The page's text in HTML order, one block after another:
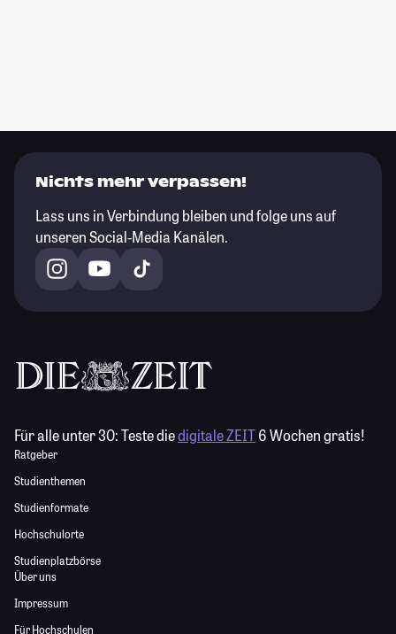
Nichts mehr verpassen!
Lass uns in Verbindung bleiben und folge uns auf
unseren Social-Media Kanälen.
Für alle unter 30:Teste diedigitale ZEIT6 Wochen gratis!
Ratgeber
Studienthemen
Studienformate
Hochschulorte
Studienplatzbörse
Über uns
Impressum
Für Hochschulen